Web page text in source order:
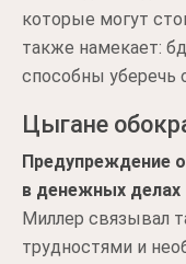
которые могут
также намекает:
способны уберечь
Цыгане
Предупреждение
в денежных делах
Миллер связывал
трудностями и